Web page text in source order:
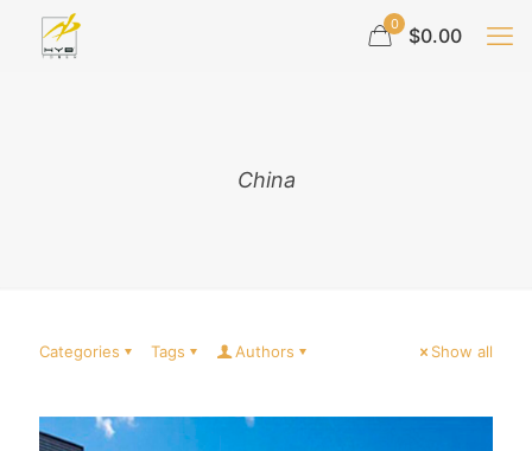
0 $0.00
China
Categories Tags Authors Show all